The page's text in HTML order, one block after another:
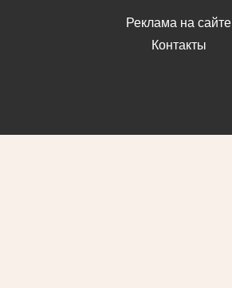
Реклама на сайте
Контакты